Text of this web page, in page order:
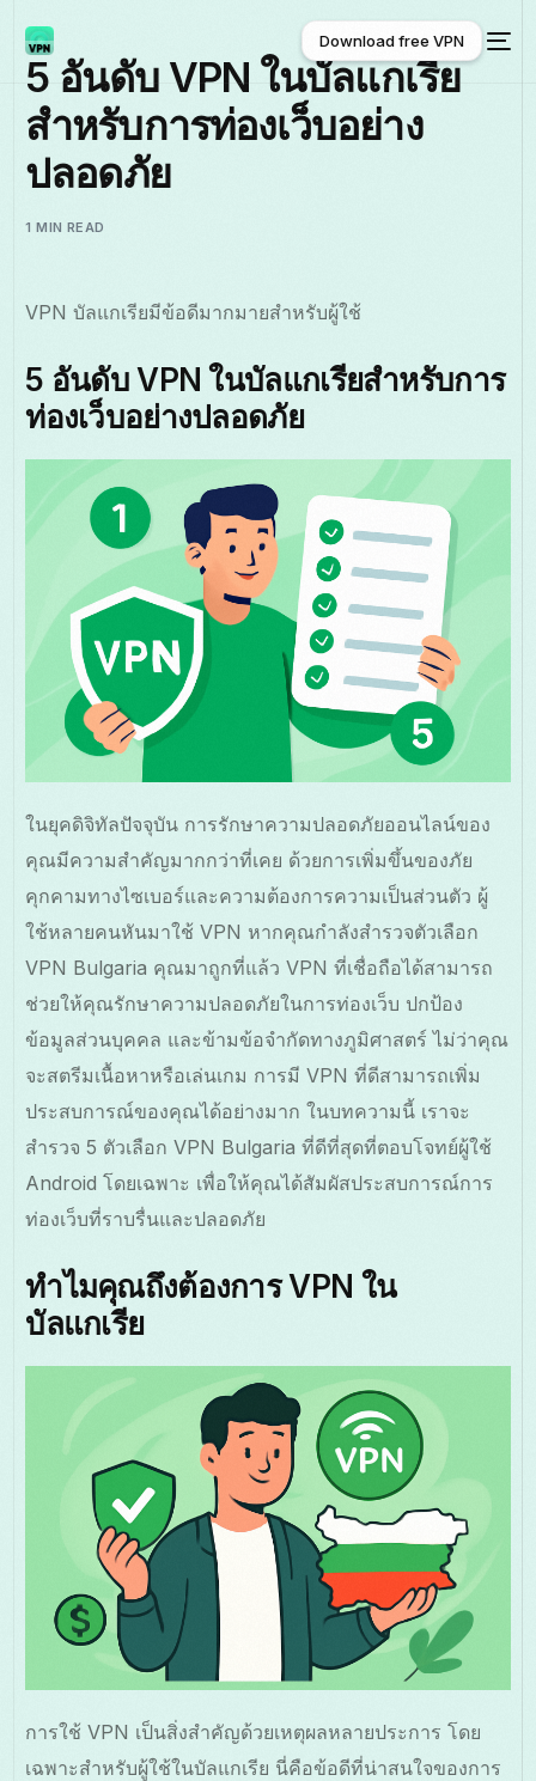
Download free VPN
Download free VPN
5 อันดับ VPN ในบัลแกเรีย
สำหรับการท่องเว็บอย่าง
ปลอดภัย
1 MIN READ
VPN บัลแกเรียมีข้อดีมากมายสำหรับผู้ใช้
5 อันดับ VPN ในบัลแกเรียสำหรับการ
ท่องเว็บอย่างปลอดภัย
ในยุคดิจิทัลปัจจุบัน การรักษาความปลอดภัยออนไลน์ของ
คุณมีความสำคัญมากกว่าที่เคย ด้วยการเพิ่มขึ้นของภัย
คุกคามทางไซเบอร์และความต้องการความเป็นส่วนตัว ผู้
ใช้หลายคนหันมาใช้ VPN หากคุณกำลังสำรวจตัวเลือก
VPN Bulgaria คุณมาถูกที่แล้ว VPN ที่เชื่อถือได้สามารถ
ช่วยให้คุณรักษาความปลอดภัยในการท่องเว็บ ปกป้อง
ข้อมูลส่วนบุคคล และข้ามข้อจำกัดทางภูมิศาสตร์ ไม่ว่าคุณ
จะสตรีมเนื้อหาหรือเล่นเกม การมี VPN ที่ดีสามารถเพิ่ม
ประสบการณ์ของคุณได้อย่างมาก ในบทความนี้ เราจะ
สำรวจ 5 ตัวเลือก VPN Bulgaria ที่ดีที่สุดที่ตอบโจทย์ผู้ใช้
Android โดยเฉพาะ เพื่อให้คุณได้สัมผัสประสบการณ์การ
ท่องเว็บที่ราบรื่นและปลอดภัย
ทำไมคุณถึงต้องการ VPN ใน
บัลแกเรีย
การใช้ VPN เป็นสิ่งสำคัญด้วยเหตุผลหลายประการ โดย
เฉพาะสำหรับผู้ใช้ในบัลแกเรีย นี่คือข้อดีที่น่าสนใจของการ